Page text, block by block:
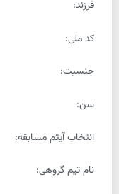
فرزند:
کد ملی:
جنسیت:
سن:
انتخاب آیتم مسابقه:
نام تیم گروهی: